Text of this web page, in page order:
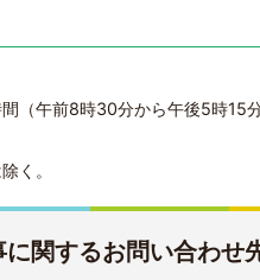
（午前8時30分から午後5時15
く。
に関するお問い合わせ